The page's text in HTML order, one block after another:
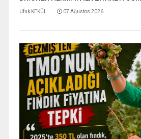
Ufuk KEKÜL 07 Ağustos 2026